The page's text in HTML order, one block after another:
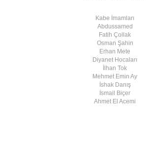
Kabe İmamları
Abdussamed
Fatih Çollak
Osman Şahin
Erhan Mete
Diyanet Hocaları
İlhan Tok
Mehmet Emin Ay
İshak Danış
İsmail Biçer
Ahmet El Acemi